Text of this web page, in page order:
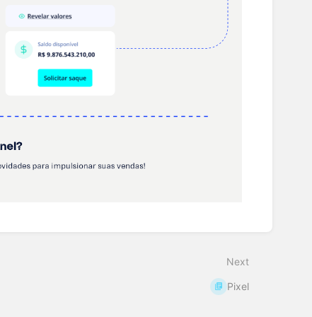
Next
Pixel